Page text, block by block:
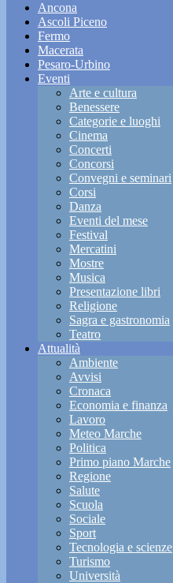
Ancona
Ascoli Piceno
Fermo
Macerata
Pesaro-Urbino
Eventi
Arte e cultura
Benessere
Categorie e luoghi
Cinema
Concerti
Concorsi
Convegni e seminari
Corsi
Danza
Eventi del mese
Festival
Mercatini
Mostre
Musica
Presentazione libri
Religione
Sagra e gastronomia
Teatro
Attualità
Ambiente
Avvisi
Cronaca
Economia e finanza
Lavoro
Meteo Marche
Politica
Primo piano Marche
Regione
Salute
Scuola
Sociale
Sport
Tecnologia e scienze
Turismo
Università